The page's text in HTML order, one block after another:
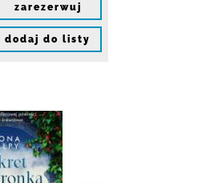
zarezerwuj
dodaj do listy